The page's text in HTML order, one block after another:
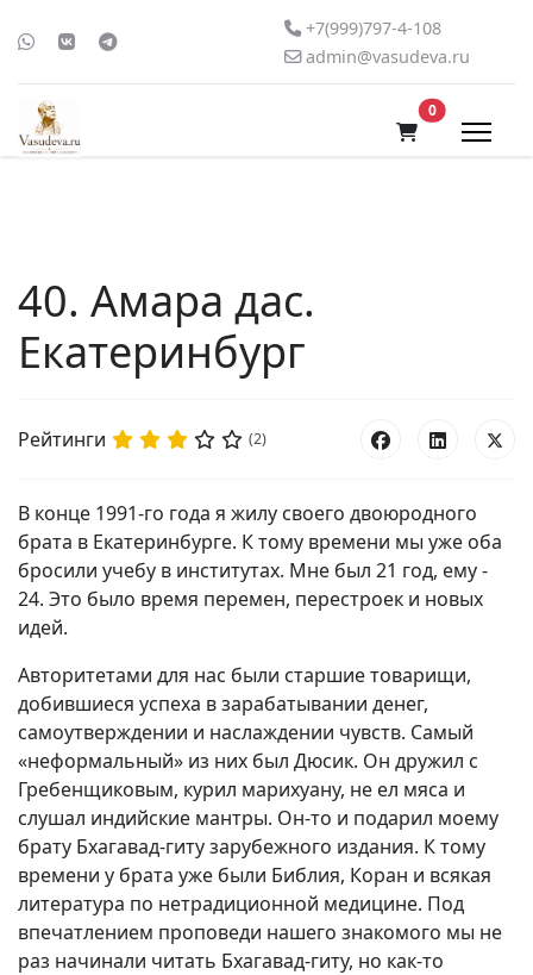
+7(999)797-4-108
admin@vasudeva.ru
0В корзину
40. Амара дас.
Екатеринбург
Рейтинги (2)
В конце 1991-го года я жилу своего двоюродного
брата в Екатеринбурге. К тому времени мы уже оба
бросили учебу в институтах. Мне был 21 год, ему -
24. Это было время перемен, перестроек и новых
идей.
Авторитетами для нас были старшие товарищи,
добившиеся успеха в зарабатывании денег,
самоутверждении и наслаждении чувств. Самый
«неформальный» из них был Дюсик. Он дружил с
Гребенщиковым, курил марихуану, не ел мяса и
слушал индийские мантры. Он-то и подарил моему
брату Бхагавад-гиту зарубежного издания. К тому
времени у брата уже были Библия, Коран и всякая
литература по нетрадиционной медицине. Под
впечатлением проповеди нашего знакомого мы не
раз начинали читать Бхагавад-гиту, но как-то